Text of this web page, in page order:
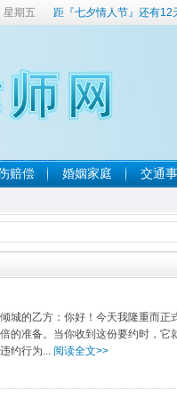
星期五 距『七夕情人节』还有12
赔偿 婚姻家庭 交通
城的乙方：你好！今天我隆重而
的准备。当你收到这份要约时，
约行为... 阅读全文>>